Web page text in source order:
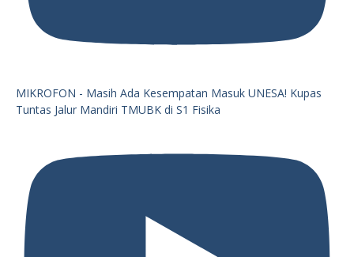
MIKROFON - Masih Ada Kesempatan Masuk UNESA! Kupas
Tuntas Jalur Mandiri TMUBK di S1 Fisika